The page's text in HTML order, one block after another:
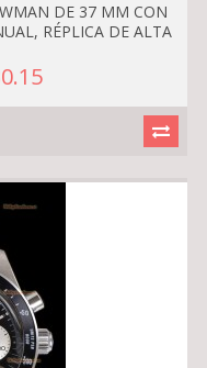
DE 37 MM CON
RÉPLICA DE ALTA